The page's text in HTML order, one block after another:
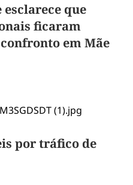
esclarece que
ficaram
em Mãe
por tráfico de